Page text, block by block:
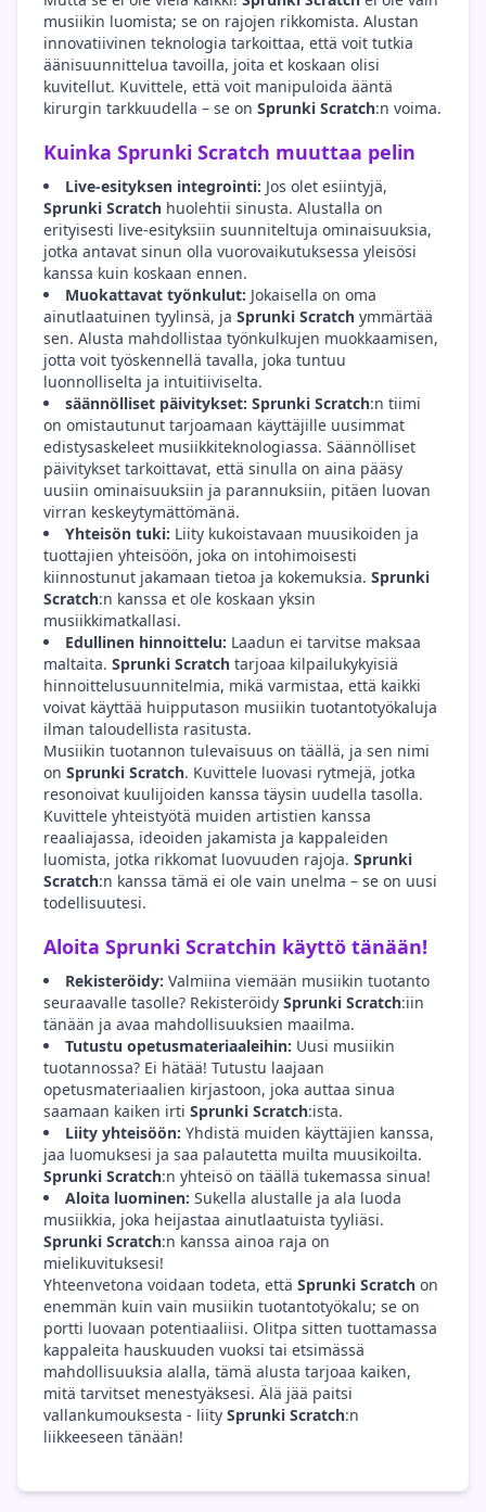
musiikin luomista; se on rajojen rikkomista. Alustan
innovatiivinen teknologia tarkoittaa, että voit tutkia
äänisuunnittelua tavoilla, joita et koskaan olisi
kuvitellut. Kuvittele, että voit manipuloida ääntä
kirurgin tarkkuudella – se on Sprunki Scratch:n voima.
Kuinka Sprunki Scratch muuttaa pelin
Live-esityksen integrointi: Jos olet esiintyjä,
Sprunki Scratch huolehtii sinusta. Alustalla on
erityisesti live-esityksiin suunniteltuja ominaisuuksia,
jotka antavat sinun olla vuorovaikutuksessa yleisösi
kanssa kuin koskaan ennen.
Muokattavat työnkulut: Jokaisella on oma
ainutlaatuinen tyylinsä, ja Sprunki Scratch ymmärtää
sen. Alusta mahdollistaa työnkulkujen muokkaamisen,
jotta voit työskennellä tavalla, joka tuntuu
luonnolliselta ja intuitiiviselta.
säännölliset päivitykset: Sprunki Scratch:n tiimi
on omistautunut tarjoamaan käyttäjille uusimmat
edistysaskeleet musiikkiteknologiassa. Säännölliset
päivitykset tarkoittavat, että sinulla on aina pääsy
uusiin ominaisuuksiin ja parannuksiin, pitäen luovan
virran keskeytymättömänä.
Yhteisön tuki: Liity kukoistavaan muusikoiden ja
tuottajien yhteisöön, joka on intohimoisesti
kiinnostunut jakamaan tietoa ja kokemuksia. Sprunki
Scratch:n kanssa et ole koskaan yksin
musiikkimatkallasi.
Edullinen hinnoittelu: Laadun ei tarvitse maksaa
maltaita. Sprunki Scratch tarjoaa kilpailukykyisiä
hinnoittelusuunnitelmia, mikä varmistaa, että kaikki
voivat käyttää huipputason musiikin tuotantotyökaluja
ilman taloudellista rasitusta.
Musiikin tuotannon tulevaisuus on täällä, ja sen nimi
on Sprunki Scratch. Kuvittele luovasi rytmejä, jotka
resonoivat kuulijoiden kanssa täysin uudella tasolla.
Kuvittele yhteistyötä muiden artistien kanssa
reaaliajassa, ideoiden jakamista ja kappaleiden
luomista, jotka rikkomat luovuuden rajoja. Sprunki
Scratch:n kanssa tämä ei ole vain unelma – se on uusi
todellisuutesi.
Aloita Sprunki Scratchin käyttö tänään!
Rekisteröidy: Valmiina viemään musiikin tuotanto
seuraavalle tasolle? Rekisteröidy Sprunki Scratch:iin
tänään ja avaa mahdollisuuksien maailma.
Tutustu opetusmateriaaleihin: Uusi musiikin
tuotannossa? Ei hätää! Tutustu laajaan
opetusmateriaalien kirjastoon, joka auttaa sinua
saamaan kaiken irti Sprunki Scratch:ista.
Liity yhteisöön: Yhdistä muiden käyttäjien kanssa,
jaa luomuksesi ja saa palautetta muilta muusikoilta.
Sprunki Scratch:n yhteisö on täällä tukemassa sinua!
Aloita luominen: Sukella alustalle ja ala luoda
musiikkia, joka heijastaa ainutlaatuista tyyliäsi.
Sprunki Scratch:n kanssa ainoa raja on
mielikuvituksesi!
Yhteenvetona voidaan todeta, että Sprunki Scratch on
enemmän kuin vain musiikin tuotantotyökalu; se on
portti luovaan potentiaaliisi. Olitpa sitten tuottamassa
kappaleita hauskuuden vuoksi tai etsimässä
mahdollisuuksia alalla, tämä alusta tarjoaa kaiken,
mitä tarvitset menestyäksesi. Älä jää paitsi
vallankumouksesta - liity Sprunki Scratch:n
liikkeeseen tänään!